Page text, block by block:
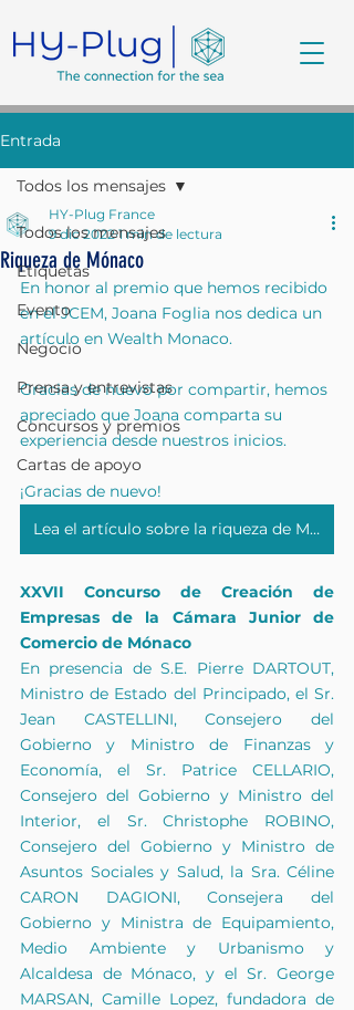
Entrada
Todos los mensajes
Etiquetas
Evento
Negocio
Prensa y entrevistas
Concursos y premios
Cartas de apoyo
Todos los mensajes
Riqueza de Mónaco
HY-Plug France
9 dic 2022 1 min de lectura
En honor al premio que hemos recibido
en el JCEM, Joana Foglia nos dedica un
artículo en Wealth Monaco.
Gracias de nuevo por compartir, hemos
apreciado que Joana comparta su
experiencia desde nuestros inicios.
¡Gracias de nuevo!
Lea el artículo sobre la riqueza de Mónaco.
XXVII Concurso de Creación de
Empresas de la Cámara Junior de
Comercio de Mónaco
En presencia de S.E. Pierre DARTOUT,
Ministro de Estado del Principado, el Sr.
Jean CASTELLINI, Consejero del
Gobierno y Ministro de Finanzas y
Economía, el Sr. Patrice CELLARIO,
Consejero del Gobierno y Ministro del
Interior, el Sr. Christophe ROBINO,
Consejero del Gobierno y Ministro de
Asuntos Sociales y Salud, la Sra. Céline
CARON DAGIONI, Consejera del
Gobierno y Ministra de Equipamiento,
Medio Ambiente y Urbanismo y
Alcaldesa de Mónaco, y el Sr. George
MARSAN, Camille Lopez, fundadora de